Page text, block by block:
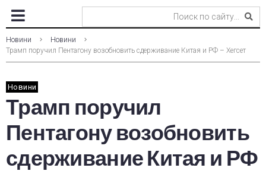
Новини
Новини
Трамп поручил Пентагону возобновить сдерживание Китая и РФ – Хегсет
Новини
Трамп поручил
Пентагону возобновить
сдерживание Китая и РФ